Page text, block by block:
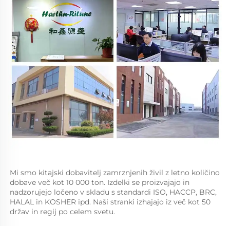
Mi smo kitajski dobavitelj zamrznjenih živil z letno količino
dobave več kot 10 000 ton. Izdelki se proizvajajo in
nadzorujejo ločeno v skladu s standardi ISO, HACCP, BRC,
HALAL in KOSHER ipd. Naši stranki izhajajo iz več kot 50
držav in regij po celem svetu.